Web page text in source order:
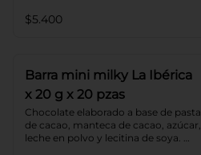
cacao: 52%.
$5.400
Barra mini milky La Ibérica
x 20 g x 20 pzas
Chocolate elaborado a base de pasta
de cacao, manteca de cacao, azúcar,
leche en polvo y lecitina de soya.